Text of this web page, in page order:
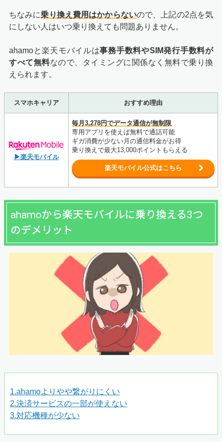
ちなみに乗り換え費用はかからないので、上記の2点を気
にしない人はいつ乗り換えても問題ありません。
ahamoと楽天モバイルは事務手数料やSIM発行手数料が
すべて無料なので、タイミングに関係なく無料で乗り換
えられます。
スマホキャリア おすすめ理由
▶楽天モバイル
毎月3,278円でデータ通信が無制限
専用アプリを使えば無料で通話可能
ギガ消費が少ない月の通信料金がお得
乗り換えで最大13,000ポイントもらえる
楽天モバイル公式はこちら
ahamoから楽天モバイルに乗り換える3つ
のデメリット
1.ahamoよりやや繋がりにくい
2.決済サービスの一部が使えない
3.対応機種が少ない